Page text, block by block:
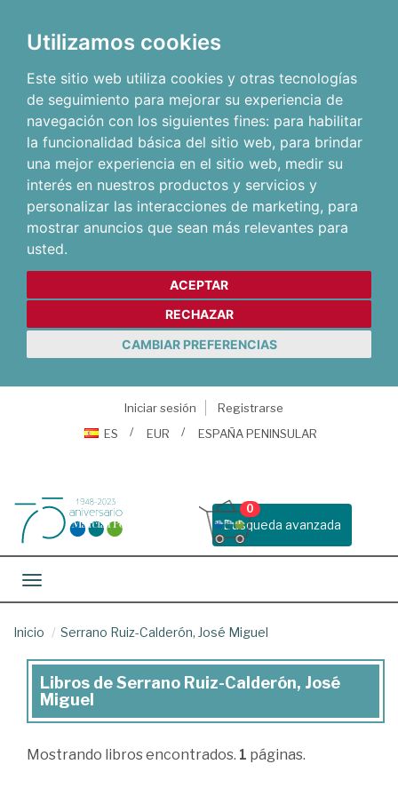
Utilizamos cookies
Este sitio web utiliza cookies y otras tecnologías
de seguimiento para mejorar su experiencia de
navegación con los siguientes fines: para habilitar
la funcionalidad básica del sitio web, para brindar
una mejor experiencia en el sitio web, medir su
interés en nuestros productos y servicios y
personalizar las interacciones de marketing, para
mostrar anuncios que sean más relevantes para
usted.
ACEPTAR
RECHAZAR
CAMBIAR PREFERENCIAS
Iniciar sesión
Registrarse
ES
EUR ESPAÑA PENINSULAR
Busqueda avanzada
0
Toggle navigation
Inicio Serrano Ruiz-Calderón, José Miguel
Libros
de
Serrano
Libros de Serrano Ruiz-Calderón, José
Miguel
Mostrando libros encontrados. 1 páginas.